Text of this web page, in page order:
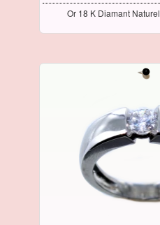
Or 18 K Diamant Naturel